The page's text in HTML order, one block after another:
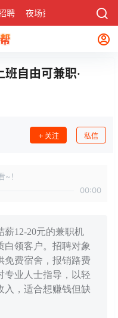
聘 夜场资讯 社区
自由可兼职·
关注 私信
~！
00:00
12-20元的兼职机
白领客户。招聘对象
免费宿舍，报销路费
专业人士指导，以轻
入，适合想赚钱但缺